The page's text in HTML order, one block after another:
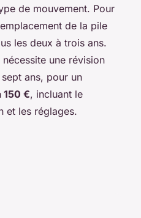
de mouvement. Pour
de la pile
les deux à trois ans.
une révision
ans, pour un
150 €, incluant le
et les réglages.